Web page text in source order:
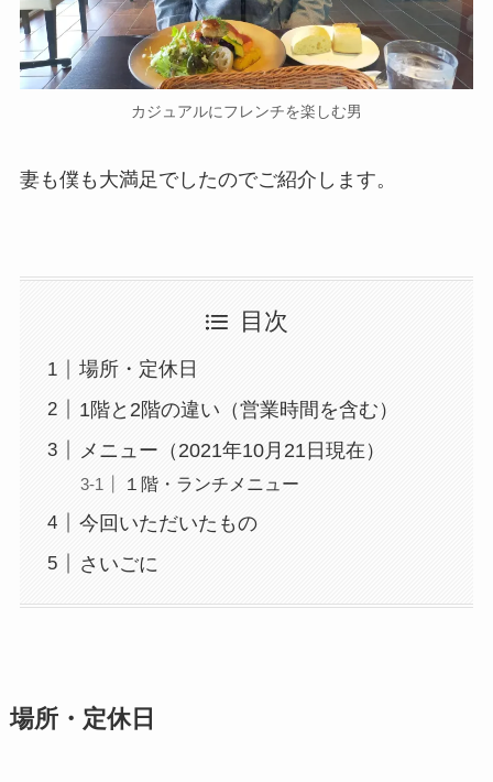
NEOBANK
Amazonプライム会員
（招待リンク）
mineo (招待リンク）
↓招待コード（2026年3月12日まで
↓招待コード
楽天フリマ
EBvaU
カジュアルにフレンチを楽しむ男
妻も僕も大満足でしたのでご紹介します。
目次
場所・定休日
1階と2階の違い（営業時間を含む）
メニュー（2021年10月21日現在）
１階・ランチメニュー
今回いただいたもの
さいごに
場所・定休日